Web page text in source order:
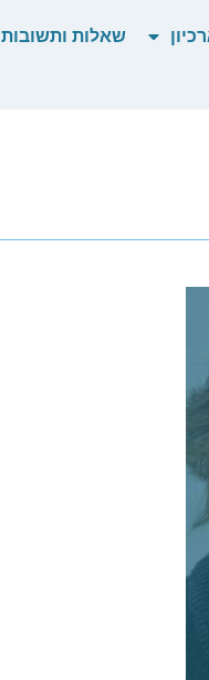
שאלות ותשובות